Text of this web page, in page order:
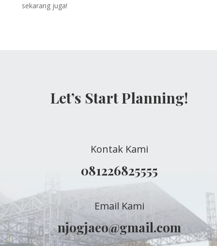
sekarang juga!
Let’s Start Planning!
Kontak Kami
081226825555
Email Kami
njogjaeo@gmail.com